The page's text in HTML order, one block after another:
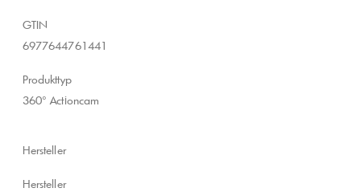
GTIN
6977644761441
Produkttyp
360° Actioncam
Hersteller
Hersteller